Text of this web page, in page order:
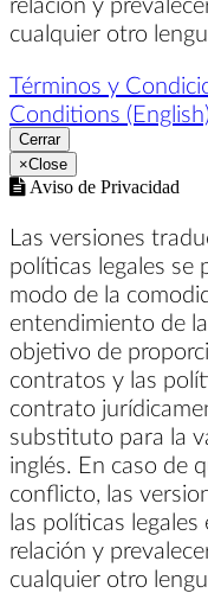
cualquier otro
Términos y
Conditions (English)
Cerrar
×Close
Aviso de Privacidad
Las versiones
políticas legales se
modo de la
entendimiento de
objetivo de
contratos y las
contrato
substituto para la
inglés. En caso de
conflicto, las
las políticas
relación y
cualquier otro